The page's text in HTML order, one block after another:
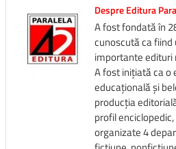
Despre Editura
A fost fondată în
cunoscută ca
importante edituri
A fost inițiată ca o
educațională și
producția
profil
organizate 4
și finală, dar și autoevaluări, fiind
învăţare standard, cât și în
elevilor.